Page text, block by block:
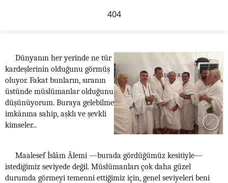
404
Dünyanın her yerinde ne tür
kardeşlerinin olduğunu görmüş
oluyor. Fakat bunların, sıranın
üstünde müslümanlar olduğunu
düşünüyorum. Buraya gelebilme
imkânına sahip, aşklı ve şevkli
kimseler...
Maalesef İslâm Âlemi —burada gördüğümüz kesitiyle—
istediğimiz seviyede değil. Müslümanları çok daha güzel
durumda görmeyi temenni ettiğimiz için, genel seviyeleri beni